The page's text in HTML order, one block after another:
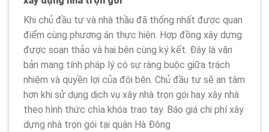
Khi chủ đầu tư và nhà thầu đã thống nhất được quan
điểm cùng phương án thực hiện. Hợp đồng xây dựng
được soạn thảo và hai bên cùng ký kết. Đây là văn
bản mang tính pháp lý có sự ràng buộc giữa trách
nhiệm và quyền lợi của đôi bên. Chủ đầu tư sẽ an tâm
hơn khi sử dụng dịch vụ xây nhà trọn gói hay xây nhà
theo hình thức chìa khóa trao tay. Báo giá chi phí xây
dựng nhà trọn gói tại quận Hà Đông